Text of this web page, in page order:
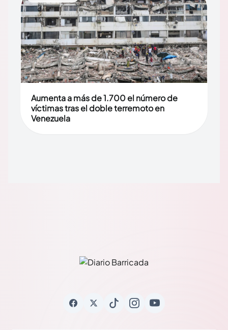
Aumenta a más de 1.700 el número de
víctimas tras el doble terremoto en
Venezuela